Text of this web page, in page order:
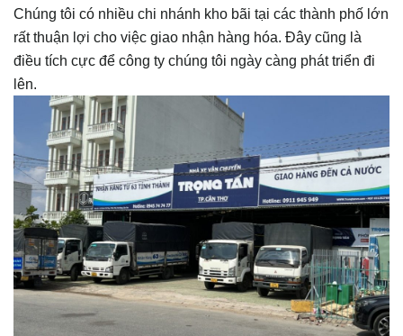
Chúng tôi có nhiều chi nhánh kho bãi tại các thành phố lớn
rất thuận lợi cho việc giao nhận hàng hóa. Đây cũng là
điều tích cực để công ty chúng tôi ngày càng phát triển đi
lên.